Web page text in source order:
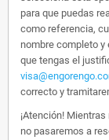
para que puedas
como referencia,
nombre completo y
que tengas el
correcto y
¡Atención!
no pasaremos a